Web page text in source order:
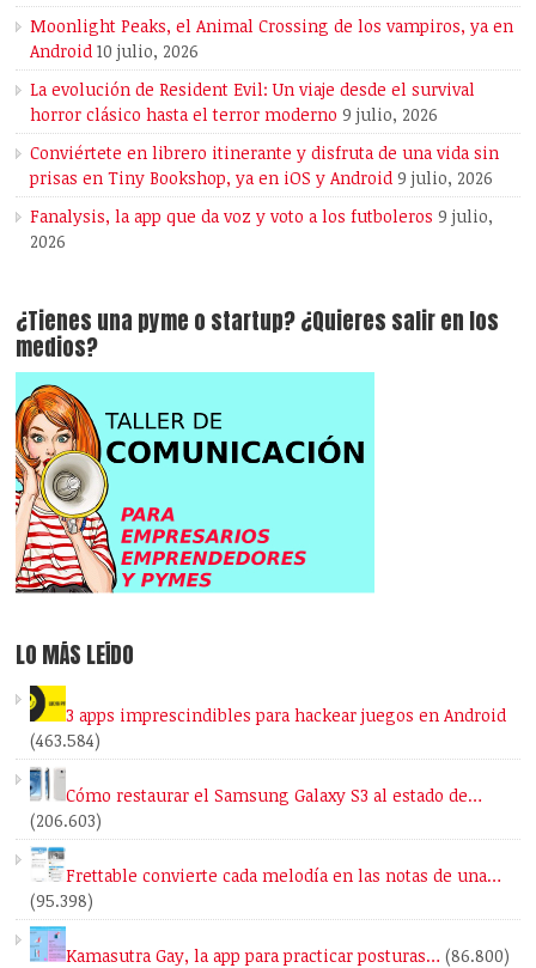
Moonlight Peaks, el Animal Crossing de los vampiros, ya en
Android 10 julio, 2026
La evolución de Resident Evil: Un viaje desde el survival
horror clásico hasta el terror moderno 9 julio, 2026
Conviértete en librero itinerante y disfruta de una vida sin
prisas en Tiny Bookshop, ya en iOS y Android 9 julio, 2026
Fanalysis, la app que da voz y voto a los futboleros 9 julio,
2026
¿Tienes una pyme o startup? ¿Quieres salir en los
medios?
LO MÁS LEÍDO
3 apps imprescindibles para hackear juegos en Android
(463.584)
Cómo restaurar el Samsung Galaxy S3 al estado de…
(206.603)
Frettable convierte cada melodía en las notas de una…
(95.398)
Kamasutra Gay, la app para practicar posturas… (86.800)